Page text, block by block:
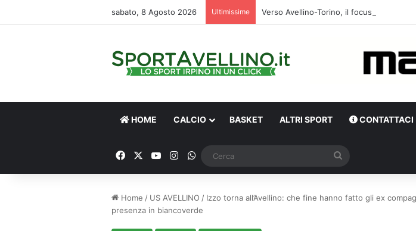
sabato, 8 Agosto 2026 Ultimissime Verso Avellino-Torino, il focus sulla
HOME CALCIO BASKET ALTRI SPORT CONTATTACI
FacebookYou TubeInstagram
WhatsApp
Home / US AVELLINO / Izzo torna all’Avellino: che fine hanno fatto gli ex
presenza in biancoverde